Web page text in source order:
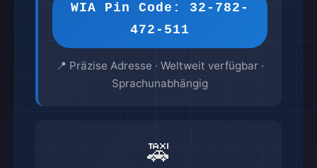
WIA Pin Code: 32-782-
472-511
📍 Präzise Adresse · Weltweit verfügbar ·
Sprachunabhängig
🚕